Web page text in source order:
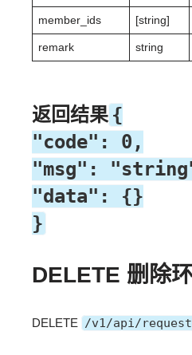
member_ids [string]
remark string
返回结果 {
"code": 0,
"msg":
"data": {}
}
DELETE 删除
DELETE /v1/api/